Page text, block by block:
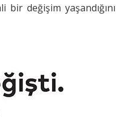
değişim yaşandığını